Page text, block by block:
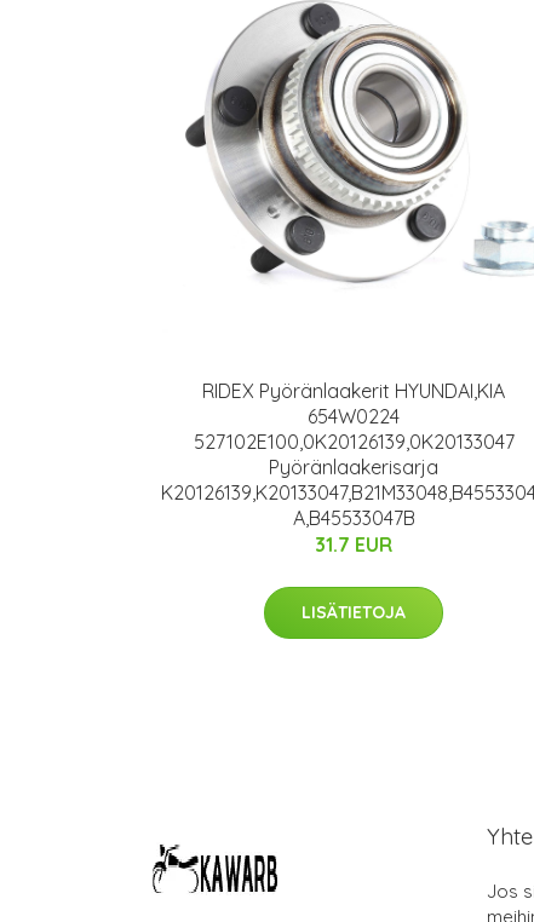
RIDEX Pyöränlaakerit HYUNDAI,KIA
654W0224
527102E100,0K20126139,0K20133047
Pyöränlaakerisarja
A,B45533047B
31.7 EUR
LISÄTIETOJA
Jos